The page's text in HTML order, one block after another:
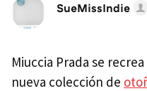
SueMissIndie
Miuccia Prada se
nueva colección de